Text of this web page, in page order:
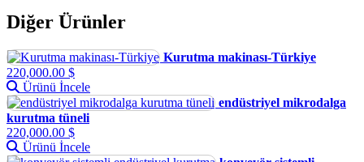
Diğer Ürünler
Kurutma makinası-Türkiye
220,000.00 $
Ürünü İncele
endüstriyel mikrodalga
kurutma tüneli
220,000.00 $
Ürünü İncele